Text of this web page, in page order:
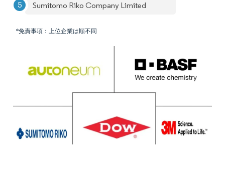
Sumitomo Riko Company Limited
*免責事項：上位企業は順不同